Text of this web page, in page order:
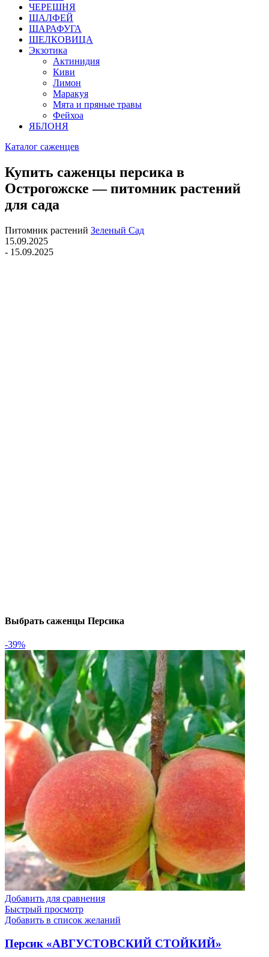
ЧЕРЕШНЯ
ШАЛФЕЙ
ШАРАФУГА
ШЕЛКОВИЦА
Экзотика
Актинидия
Киви
Лимон
Маракуя
Мята и пряные травы
Фейхоа
ЯБЛОНЯ
Каталог саженцев
Купить саженцы персика в
Острогожске — питомник растений
для сада
Питомник растений Зеленый Сад
15.09.2025
- 15.09.2025
Выбрать саженцы Персика
-39%
Добавить для сравнения
Быстрый просмотр
Добавить в список желаний
Персик «АВГУСТОВСКИЙ СТОЙКИЙ»